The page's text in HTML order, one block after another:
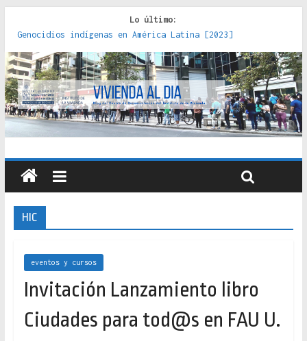
Lo último:
Genocidios indígenas en América Latina [2023]
Estudios sobre la espacialización de los Estados :
políticas, prácticas y representaciones [2022]
Donde el pedernal choca con el acero : hacia una teoría
crítica de las fronteras latinoamericanas [2020]
Criterios técnicos para una vivienda adecuada [2019]
Red de consultorios de la Caja del Seguro Obrero en
Santiago : un patrimonio emblemático [2014]
HIC
eventos y cursos
Invitación Lanzamiento libro
Ciudades para tod@s en FAU U.